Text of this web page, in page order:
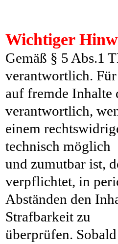
Wichtiger
Gemäß § 5 Abs.1
verantwortlich.
auf fremde Inhalte
verantwortlich,
einem
technisch möglich
und zumutbar ist,
verpflichtet, in
Abständen den
Strafbarkeit zu
überprüfen.